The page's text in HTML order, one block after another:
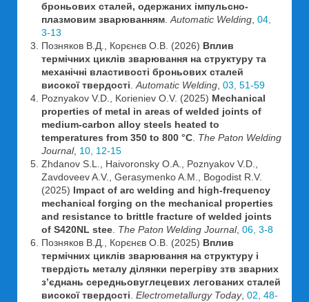
броньових сталей, одержаних імпульсно-
плазмовим зварюванням Automatic Welding 04,
3-13
Позняков В.Д., Корєнєв О.В. (2026) Вплив
термічних циклів зварювання на структуру та
механічні властивості броньових сталей
високої твердості Automatic Welding 03, 51-59
Poznyakov V.D., Korieniev O.V. (2025) Mechanical
properties of metal in areas of welded joints of
medium-carbon alloy steels heated to
temperatures from 350 to 800 °C The Paton Welding
Journal, 10, 12-15
Zhdanov S.L., Haivoronsky O.A., Poznyakov V.D.,
Zavdoveev A.V., Gerasymenko A.M., Bogodist R.V.
(2025) Impact of arc welding and high-frequency
mechanical forging on the mechanical properties
and resistance to brittle fracture of welded joints
of S420NL stee The Paton Welding Journal, 06, 3-8
Позняков В.Д., Корєнєв О.В. (2025) Вплив
термічних циклів зварювання на структуру і
твердість металу ділянки перегріву зтв зварних
з’єднань середньовуглецевих легованих сталей
високої твердості Electrometallurgy Today, 02, 48-